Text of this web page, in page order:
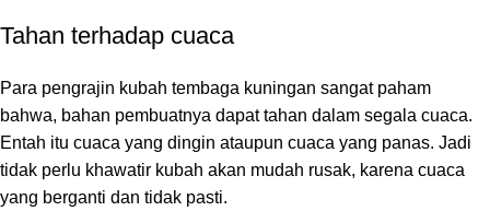
Tahan terhadap cuaca
Para pengrajin kubah tembaga kuningan sangat paham
bahwa, bahan pembuatnya dapat tahan dalam segala cuaca.
Entah itu cuaca yang dingin ataupun cuaca yang panas. Jadi
tidak perlu khawatir kubah akan mudah rusak, karena cuaca
yang berganti dan tidak pasti.